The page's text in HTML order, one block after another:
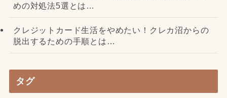
めの対処法5選とは…
クレジットカード生活をやめたい！クレカ沼からの
脱出するための手順とは…
タグ